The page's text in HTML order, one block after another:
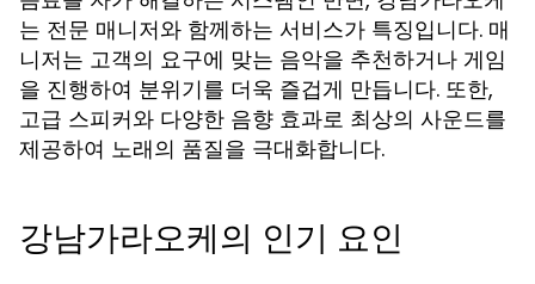
는 전문 매니저와 함께하는 서비스가 특징입니다. 매
니저는 고객의 요구에 맞는 음악을 추천하거나 게임
을 진행하여 분위기를 더욱 즐겁게 만듭니다. 또한,
고급 스피커와 다양한 음향 효과로 최상의 사운드를
제공하여 노래의 품질을 극대화합니다.
강남가라오케의 인기 요인